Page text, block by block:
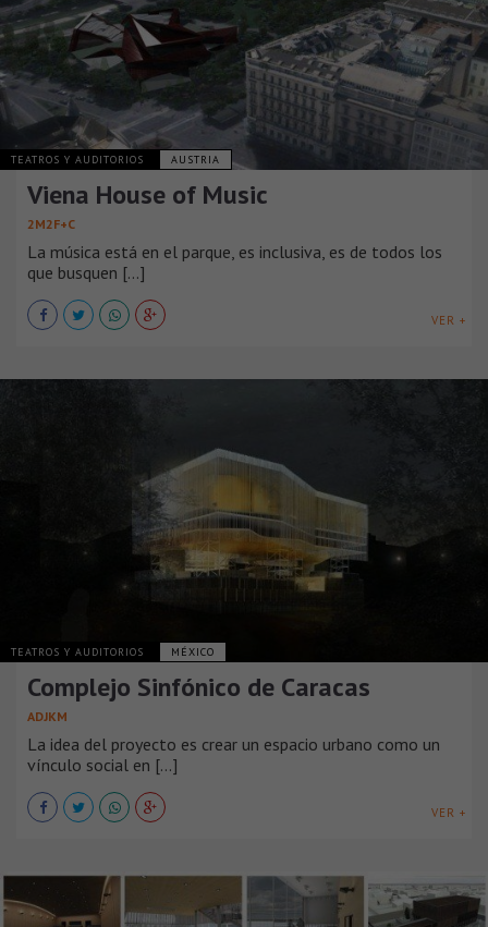
TEATROS Y AUDITORIOS AUSTRIA
Viena House of Music
2M2F+C
La música está en el parque, es inclusiva, es de todos los
que busquen [...]
VER +
TEATROS Y AUDITORIOS MÉXICO
Complejo Sinfónico de Caracas
ADJKM
La idea del proyecto es crear un espacio urbano como un
vínculo social en [...]
VER +